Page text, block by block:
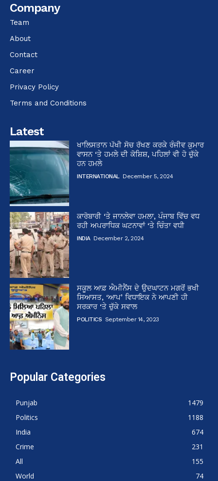
Company
Team
About
Contact
Career
Privacy Policy
Terms and Conditions
Latest
ਖਾਲਿਸਤਾਨ ਪੱਖੀ ਸੋਚ ਰੱਖਣ ਕਰਕੇ ਰੰਜੀਵ ਕੁਮਾਰ
ਵਾਸਨ ‘ਤੇ ਹਮਲੇ ਦੀ ਕੋਸ਼ਿਸ਼, ਪਹਿਲਾਂ ਵੀ ਹੋ ਚੁੱਕੇ
ਹਨ ਹਮਲੇ
INTERNATIONAL December 5, 2024
ਕਾਰੋਬਾਰੀ ‘ਤੇ ਜਾਨਲੇਵਾ ਹਮਲਾ, ਪੰਜਾਬ ਵਿੱਚ ਵਧ
ਰਹੀ ਅਪਰਾਧਿਕ ਘਟਨਾਵਾਂ ‘ਤੇ ਚਿੰਤਾ ਵਧੀ
INDIA December 2, 2024
ਸਕੂਲ ਆਫ਼ ਐਮੀਨੈਂਸ ਦੇ ਉਦਘਾਟਨ ਮਗਰੋਂ ਭਖੀ
ਸਿਆਸਤ, ‘ਆਪ’ ਵਿਧਾਇਕ ਨੇ ਆਪਣੀ ਹੀ
ਸਰਕਾਰ ‘ਤੇ ਚੁੱਕੇ ਸਵਾਲ
POLITICS September 14, 2023
Popular Categories
Punjab
1479
Politics
1188
India
674
Crime
231
All
155
World
74